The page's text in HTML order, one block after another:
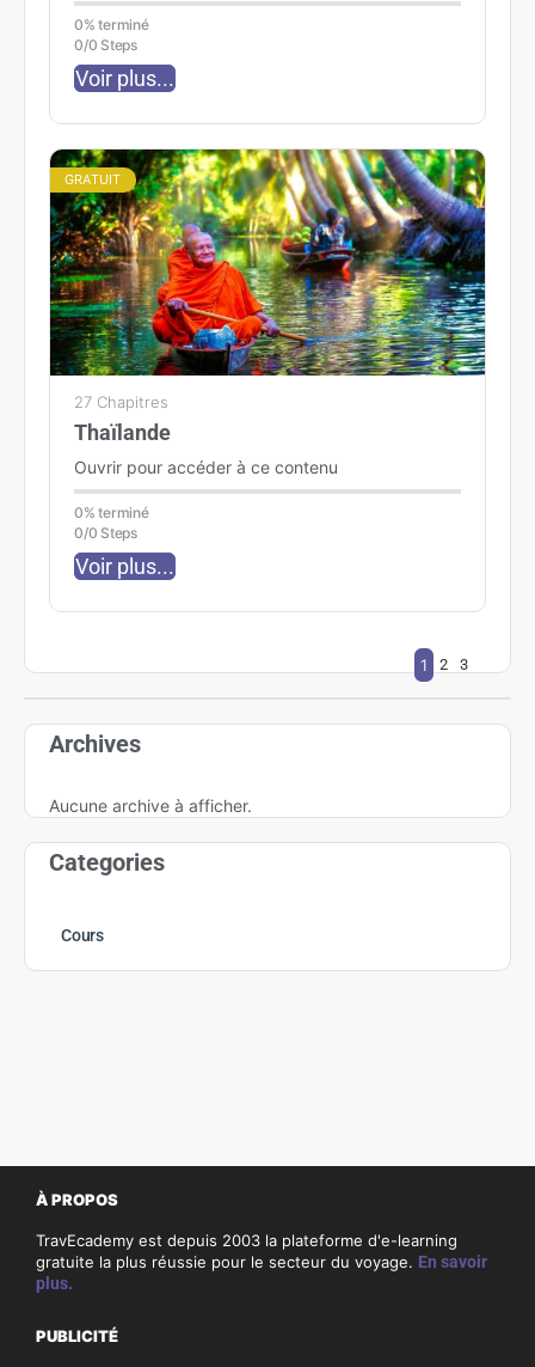
0% terminé
0/0 Steps
Voir plus...
GRATUIT
27 Chapitres
Thaïlande
Ouvrir pour accéder à ce contenu
0% terminé
0/0 Steps
Voir plus...
1 2 3
Archives
Aucune archive à afficher.
Categories
Cours
À PROPOS
TravEcademy est depuis 2003 la plateforme d'e-learning
gratuite la plus réussie pour le secteur du voyage. En savoir
plus.
PUBLICITÉ